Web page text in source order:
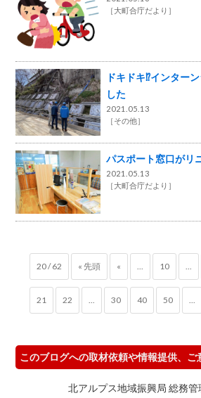
［大町合庁だより ］
ドキドキ⁉インター
した
2021.05.13
［その他］
パスポート窓口がリ
2021.05.13
［大町合庁だより ］
20 / 62 « 先頭 « ... 10 ...
21 22 ... 30 40 50 ...
このブログへの取材依頼や情報提供、ご
北アルプス地域振興局 総務